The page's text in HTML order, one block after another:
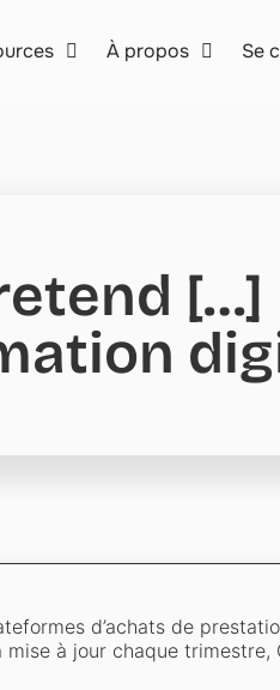
À propos Se
[…]
d’achats de
à jour chaque